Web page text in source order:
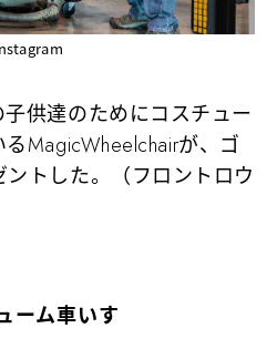
供達のためにコスチュー
MagicWheelchairが、ゴ
トした。（フロントロウ
ーム車いす